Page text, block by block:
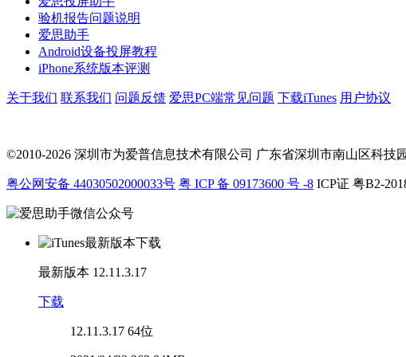
验机报告问题说明
爱思助手
Android设备投屏教程
iPhone系统版本评测
关于我们 联系我们 问题反馈 爱思PC端常见问题 下载iTunes 用户协议
©2010-2026 深圳市为爱普信息技术有限公司 广东省深圳市南山区科技
粤公网安备 44030502000033号 粤 ICP 备 09173600 号 -8 ICP证 粤B2-
最新版本 12.11.3.17
下载
12.11.3.17 64位